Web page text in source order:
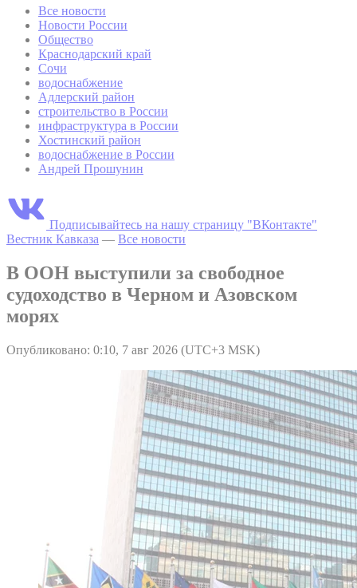
Все новости
Новости России
Общество
Краснодарский край
Сочи
водоснабжение
Адлерский район
строительство в России
инфраструктура в России
Хостинский район
водоснабжение в России
Андрей Прошунин
Подписывайтесь на нашу страницу "ВКонтакте"
Вестник Кавказа — Все новости
В ООН выступили за свободное
судоходство в Черном и Азовском
морях
Опубликовано: 0:10, 7 авг 2026 (UTC+3 MSK)